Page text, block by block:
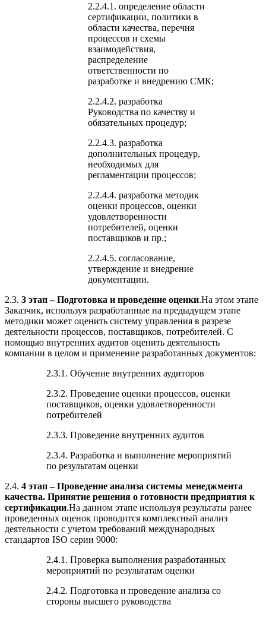
2.2.4.1. определение области
сертификации, политики в
области качества, перечня
процессов и схемы
взаимодействия,
распределение
ответственности по
разработке и внедрению СМК;
2.2.4.2. разработка
Руководства по качеству и
обязательных процедур;
2.2.4.3. разработка
дополнительных процедур,
необходимых для
регламентации процессов;
2.2.4.4. разработка методик
оценки процессов, оценки
удовлетворенности
потребителей, оценки
поставщиков и пр.;
2.2.4.5. согласование,
утверждение и внедрение
документации.
2.3. 3 этап – Подготовка и проведение оценки.На этом этапе
Заказчик, используя разработанные на предыдущем этапе
методики может оценить систему управления в разрезе
деятельности процессов, поставщиков, потребителей. С
помощью внутренних аудитов оценить деятельность
компании в целом и применение разработанных документов:
2.3.1. Обучение внутренних аудиторов
2.3.2. Проведение оценки процессов, оценки
поставщиков, оценки удовлетворенности
потребителей
2.3.3. Проведение внутренних аудитов
2.3.4. Разработка и выполнение мероприятий
по результатам оценки
2.4. 4 этап – Проведение анализа системы менеджмента
качества. Принятие решения о готовности предприятия к
сертификации.На данном этапе используя результаты ранее
проведенных оценок проводится комплексный анализ
деятельности с учетом требований международных
стандартов ISO серии 9000:
2.4.1. Проверка выполнения разработанных
мероприятий по результатам оценки
2.4.2. Подготовка и проведение анализа со
стороны высшего руководства